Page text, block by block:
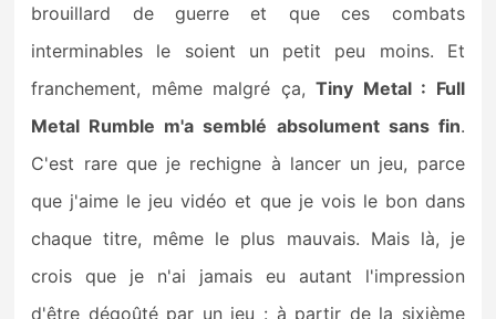
brouillard de guerre et que ces combats
interminables le soient un petit peu moins. Et
franchement, même malgré ça,Tiny Metal : Full
Metal Rumble m'a semblé absolument sans fin.
C'est rare que je rechigne à lancer un jeu, parce
que j'aime le jeu vidéo et que je vois le bon dans
chaque titre, même le plus mauvais. Mais là, je
crois que je n'ai jamais eu autant l'impression
d'être dégoûté par un jeu : à partir de la sixième